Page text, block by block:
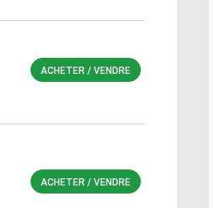
ACHETER / VENDRE
ACHETER / VENDRE